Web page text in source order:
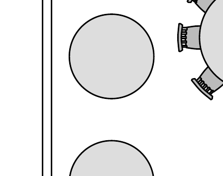
Utiliza este plano de una boda para:
Dibujar una vista aérea de la propiedad.